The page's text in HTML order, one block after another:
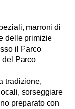
marroni di
delle primizie
il Parco
del Parco
tradizione,
sorseggiare
preparato con